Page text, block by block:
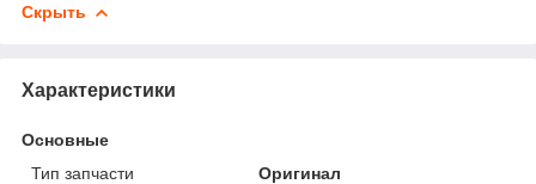
Скрыть
Характеристики
Основные
Тип запчасти
Оригинал